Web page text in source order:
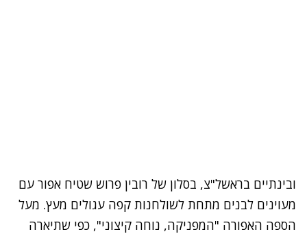
ובינתיים בראשל"צ, בסלון של רובין פרוש שטיח אפור עם
מעוינים לבנים מתחת לשולחנות קפה עגולים מעץ. מעל
הספה האפורה "המפניקה, נוחה קיצוני", כפי שתיארה